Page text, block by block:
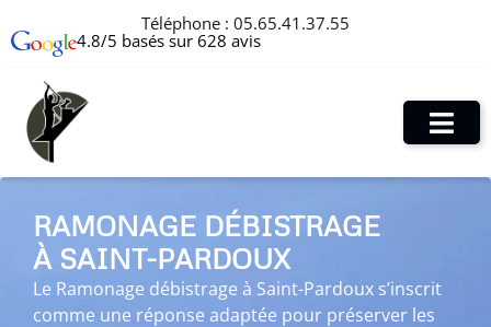
Téléphone : 05.65.41.37.55
4.8/5 basés sur 628 avis
RAMONAGE DÉBISTRAGE
À SAINT-PARDOUX
Le Ramonage débistrage à Saint-Pardoux s’inscrit
comme une réponse adaptée pour préserver les